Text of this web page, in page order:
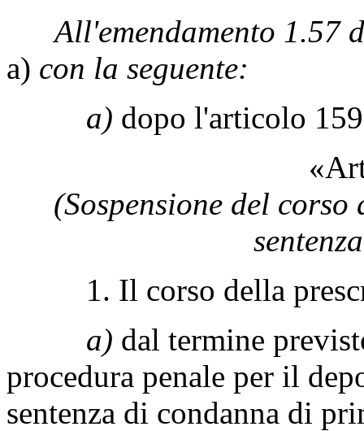
All'emendamento 1.57
a) con la seguente:
a) dopo l'articolo
(Sospensione del
1. Il corso della
a) dal termine
procedura penale per il
sentenza di condanna di